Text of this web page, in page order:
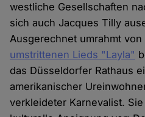
westliche Gesellschaften
sich auch Jacques Tilly
Ausgerechnet umrahmt von
umstrittenen Lieds "Layla"
das Düsseldorfer Rathaus
amerikanischer
verkleideter Karnevalist.